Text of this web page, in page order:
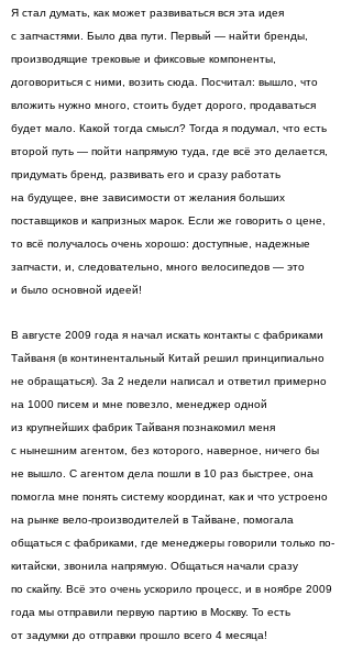
Я стал думать, как может развиваться вся эта идея
с запчастями. Было два пути. Первый — найти бренды,
производящие трековые и фиксовые компоненты,
договориться с ними, возить сюда. Посчитал: вышло, что
вложить нужно много, стоить будет дорого, продаваться
будет мало. Какой тогда смысл? Тогда я подумал, что есть
второй путь — пойти напрямую туда, где всё это делается,
придумать бренд, развивать его и сразу работать
на будущее, вне зависимости от желания больших
поставщиков и капризных марок. Если же говорить о цене,
то всё получалось очень хорошо: доступные, надежные
запчасти, и, следовательно, много велосипедов — это
и было основной идеей!
В августе 2009 года я начал искать контакты с фабриками
Тайваня (в континентальный Китай решил принципиально
не обращаться). За 2 недели написал и ответил примерно
на 1000 писем и мне повезло, менеджер одной
из крупнейших фабрик Тайваня познакомил меня
с нынешним агентом, без которого, наверное, ничего бы
не вышло. С агентом дела пошли в 10 раз быстрее, она
помогла мне понять систему координат, как и что устроено
на рынке вело-производителей в Тайване, помогала
общаться с фабриками, где менеджеры говорили только по-
китайски, звонила напрямую. Общаться начали сразу
по скайпу. Всё это очень ускорило процесс, и в ноябре 2009
года мы отправили первую партию в Москву. То есть
от задумки до отправки прошло всего 4 месяца!